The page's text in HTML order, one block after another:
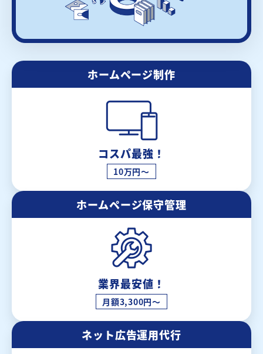
ホームページ制作
コスパ最強！
10万円～
ホームページ保守管理
業界最安値！
月額3,300円～
ネット広告運用代行